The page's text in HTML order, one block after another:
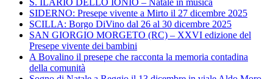
S. ILARIO DELLO IONIO – Natale in musica
SIDERNO: Presepe vivente a Mirto il 27 dicembre 2025
SCILLA: Borgo DiVino dal 26 al 30 dicembre 2025
SAN GIORGIO MORGETO (RC) – XXVI edizione del
Presepe vivente dei bambini
A Bovalino il presepe che racconta la memoria contadina
della comunità